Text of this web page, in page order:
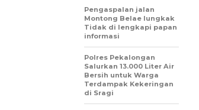
Pengaspalan jalan
Montong Belae lungkak
Tidak di lengkapi papan
informasi
Polres Pekalongan
Salurkan 13.000 Liter Air
Bersih untuk Warga
Terdampak Kekeringan
di Sragi